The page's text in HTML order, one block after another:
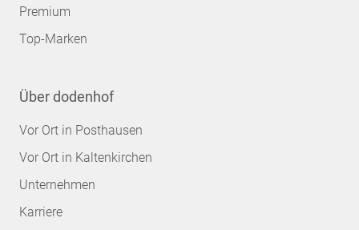
Premium
Top-Marken
Über dodenhof
Vor Ort in Posthausen
Vor Ort in Kaltenkirchen
Unternehmen
Karriere